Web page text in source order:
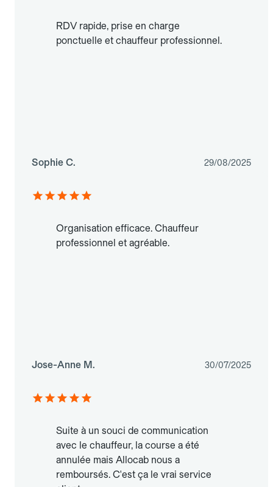
RDV rapide, prise en charge
ponctuelle et chauffeur professionnel.
Sophie C. 29/08/2025
Organisation efficace. Chauffeur
professionnel et agréable.
Jose-Anne M. 30/07/2025
Suite à un souci de communication
avec le chauffeur, la course a été
annulée mais Allocab nous a
remboursés. C'est ça le vrai service